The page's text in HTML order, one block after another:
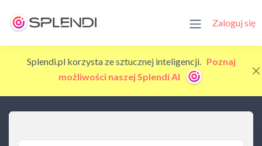
Zaloguj się
Splendi.pl korzysta ze sztucznej inteligencji. Poznaj
możliwości naszej Splendi AI